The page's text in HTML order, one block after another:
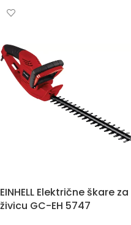
EINHELL Električne škare za
živicu GC-EH 5747